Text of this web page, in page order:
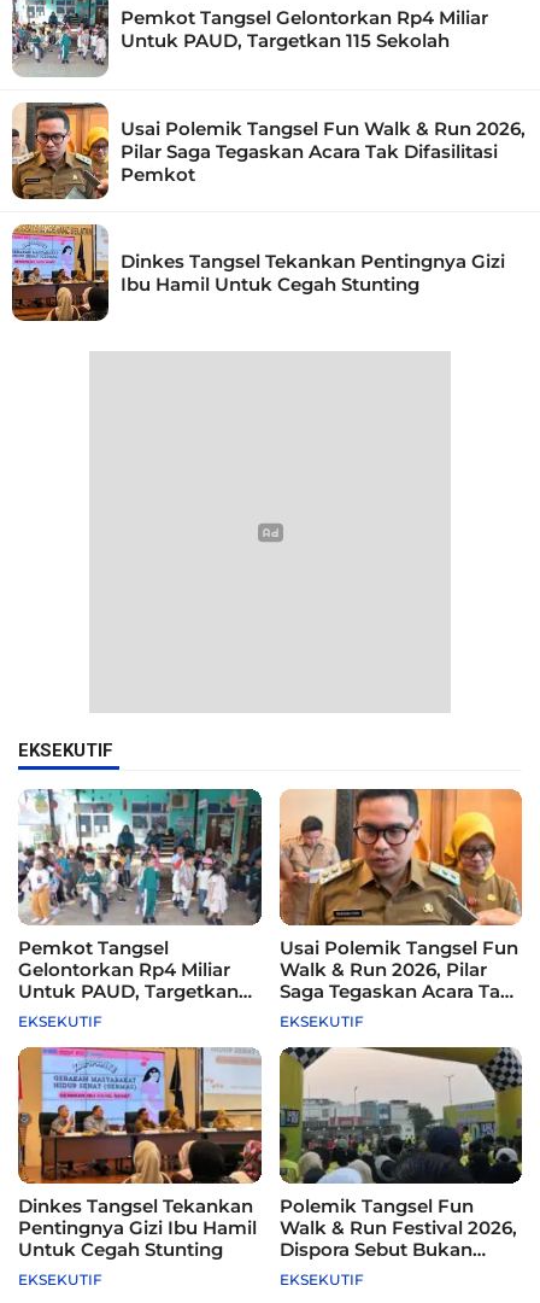
Pemkot Tangsel Gelontorkan Rp4 Miliar
Untuk PAUD, Targetkan 115 Sekolah
Usai Polemik Tangsel Fun Walk & Run 2026,
Pilar Saga Tegaskan Acara Tak Difasilitasi
Pemkot
Dinkes Tangsel Tekankan Pentingnya Gizi
Ibu Hamil Untuk Cegah Stunting
EKSEKUTIF
Pemkot Tangsel
Gelontorkan Rp4 Miliar
Untuk PAUD, Targetkan
115 Sekolah
EKSEKUTIF
Usai Polemik Tangsel Fun
Walk & Run 2026, Pilar
Saga Tegaskan Acara Tak
Difasilitasi Pemkot
EKSEKUTIF
Dinkes Tangsel Tekankan
Pentingnya Gizi Ibu Hamil
Untuk Cegah Stunting
EKSEKUTIF
Polemik Tangsel Fun
Walk & Run Festival 2026,
Dispora Sebut Bukan
Agenda Pemkot
EKSEKUTIF